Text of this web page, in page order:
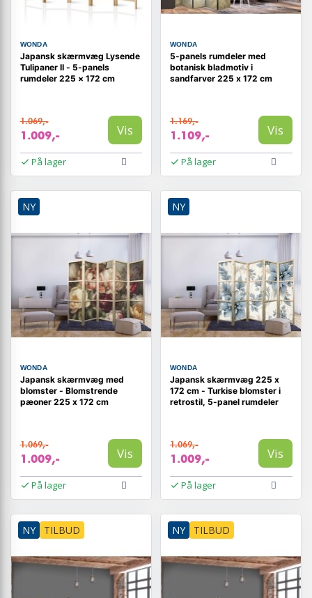
WONDA
Japansk skærmvæg Lysende
Tulipaner II - 5-panels
rumdeler 225 × 172 cm
1.069,-
1.009,- Vis
På lager
WONDA
5-panels rumdeler med
botanisk bladmotiv i
sandfarver 225 x 172 cm
1.169,-
1.109,- Vis
På lager
NY
WONDA
Japansk skærmvæg med
blomster - Blomstrende
pæoner 225 x 172 cm
1.069,-
1.009,- Vis
På lager
NY
WONDA
Japansk skærmvæg 225 x
172 cm - Turkise blomster i
retrostil, 5-panel rumdeler
1.069,-
1.009,- Vis
På lager
NY TILBUD NY TILBUD